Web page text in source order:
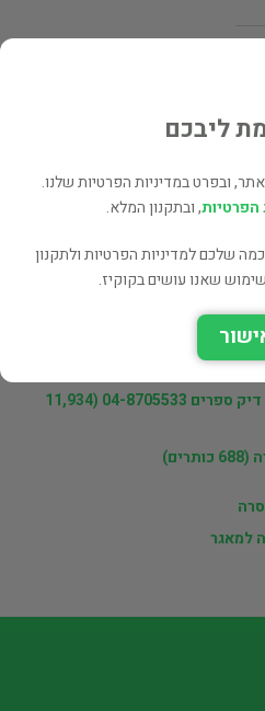
ספרים נוספים למכירה של מובי דיק ספרים 04-8705533 (11,934
למאגר
ליבכם
ובפרט במדיניות הפרטיות שלנו.
הפרטיות, ובתקנון המלא.
שלכם למדיניות הפרטיות ולתקנון
שאנו עושים בקוקיז.